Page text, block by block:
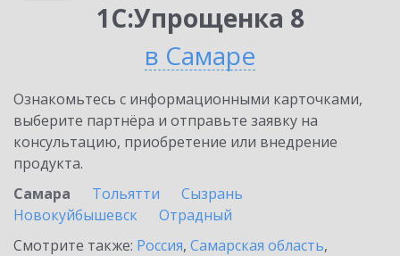
1С:Упрощенка 8
в Самаре
Ознакомьтесь с информационными карточками,
выберите партнёра и отправьте заявку на
консультацию, приобретение или внедрение
продукта.
Самара
Тольятти
Сызрань
Новокуйбышевск
Отрадный
Смотрите также: Россия, Самарская область,